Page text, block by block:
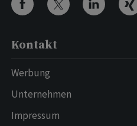
Kontakt
Werbung
Unternehmen
Impressum